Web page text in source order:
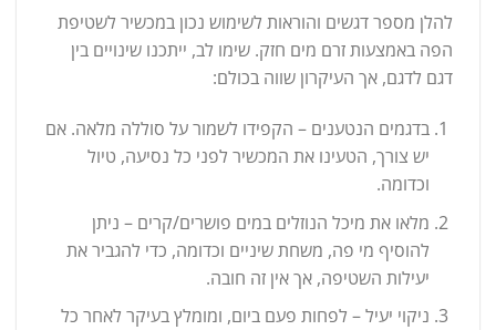
להלן מספר דגשים והוראות לשימוש נכון במכשיר לשטיפת
הפה באמצעות זרם מים חזק. שימו לב, ייתכנו שינויים בין
דגם לדגם, אך העיקרון שווה בכולם:
בדגמים הנטענים – הקפידו לשמור על סוללה מלאה. אם
יש צורך, הטעינו את המכשיר לפני כל נסיעה, טיול
וכדומה.
מלאו את מיכל הנוזלים במים פושרים/קרים – ניתן
להוסיף מי פה, משחת שיניים וכדומה, כדי להגביר את
יעילות השטיפה, אך אין זה חובה.
ניקוי יעיל – לפחות פעם ביום, ומומלץ בעיקר לאחר כל